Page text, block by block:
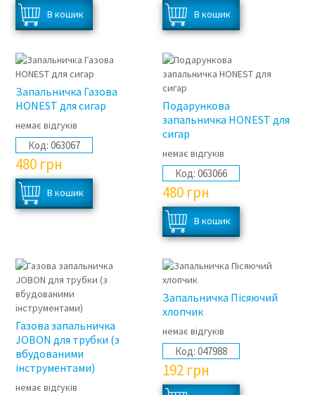
Запальничка Газова
HONEST для сигар
немає відгуків
Код: 063067
480 грн
Подарункова
запальничка HONEST для
сигар
немає відгуків
Код: 063066
480 грн
Газова запальничка
JOBON для трубки (з
вбудованими
інструментами)
немає відгуків
Запальничка Пісяючий
хлопчик
немає відгуків
Код: 047988
192 грн